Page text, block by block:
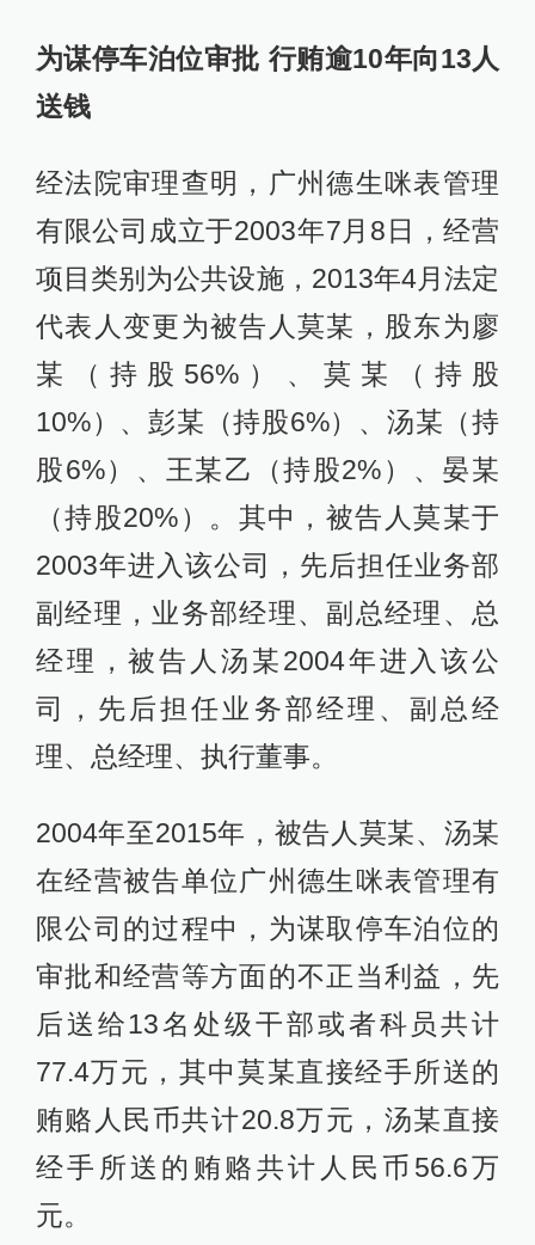
为谋停车泊位审批 行贿逾10年向13人
送钱
经法院审理查明，广州德生咪表管理
有限公司成立于2003年7月8日，经营
项目类别为公共设施，2013年4月法定
代表人变更为被告人莫某，股东为廖
某（持股56%）、莫某（持股
10%）、彭某（持股6%）、汤某（持
股6%）、王某乙（持股2%）、晏某
（持股20%）。其中，被告人莫某于
2003年进入该公司，先后担任业务部
副经理，业务部经理、副总经理、总
经理，被告人汤某2004年进入该公
司，先后担任业务部经理、副总经
理、总经理、执行董事。
2004年至2015年，被告人莫某、汤某
在经营被告单位广州德生咪表管理有
限公司的过程中，为谋取停车泊位的
审批和经营等方面的不正当利益，先
后送给13名处级干部或者科员共计
77.4万元，其中莫某直接经手所送的
贿赂人民币共计20.8万元，汤某直接
经手所送的贿赂共计人民币56.6万
元。